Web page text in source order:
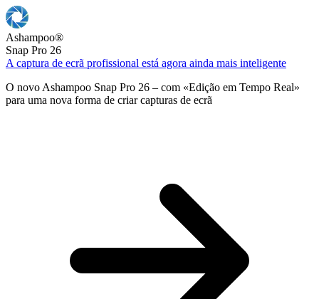
Ashampoo®
Snap Pro 26
A captura de ecrã profissional está agora ainda mais inteligente
O novo Ashampoo Snap Pro 26 – com «Edição em Tempo Real»
para uma nova forma de criar capturas de ecrã